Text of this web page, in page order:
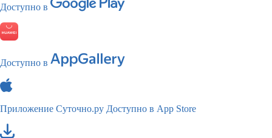
Доступно в
Доступно в
Приложение Суточно.ру Доступно в App Store